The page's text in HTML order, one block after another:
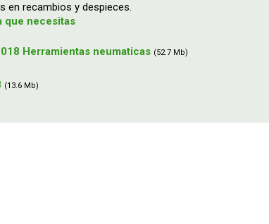
en recambios y despieces.
que necesitas
Herramientas neumaticas (52.7 Mb)
(13.6 Mb)